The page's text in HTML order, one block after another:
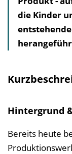
die Kinder
Hintergrund
Bereits heute